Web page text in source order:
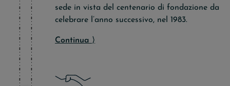
sede in vista del centenario di fondazione da
celebrare l’anno successivo, nel 1983.
Continua ⟩